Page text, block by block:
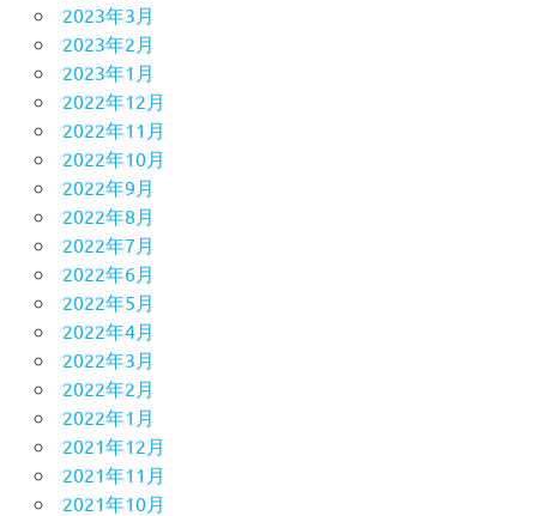
2023年3月
2023年2月
2023年1月
2022年12月
2022年11月
2022年10月
2022年9月
2022年8月
2022年7月
2022年6月
2022年5月
2022年4月
2022年3月
2022年2月
2022年1月
2021年12月
2021年11月
2021年10月